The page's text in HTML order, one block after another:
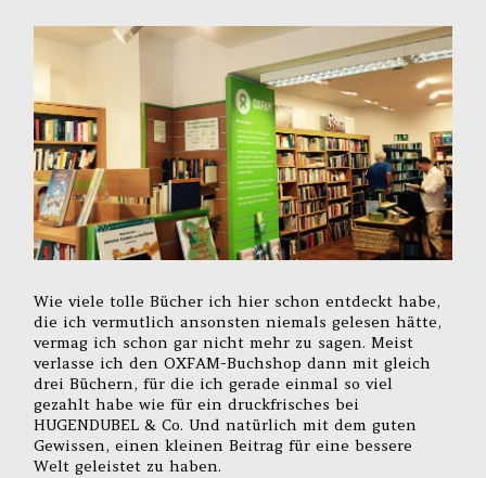
Wie viele tolle Bücher ich hier schon entdeckt habe,
die ich vermutlich ansonsten niemals gelesen hätte,
vermag ich schon gar nicht mehr zu sagen. Meist
verlasse ich den OXFAM-Buchshop dann mit gleich
drei Büchern, für die ich gerade einmal so viel
gezahlt habe wie für ein druckfrisches bei
HUGENDUBEL & Co. Und natürlich mit dem guten
Gewissen, einen kleinen Beitrag für eine bessere
Welt geleistet zu haben.